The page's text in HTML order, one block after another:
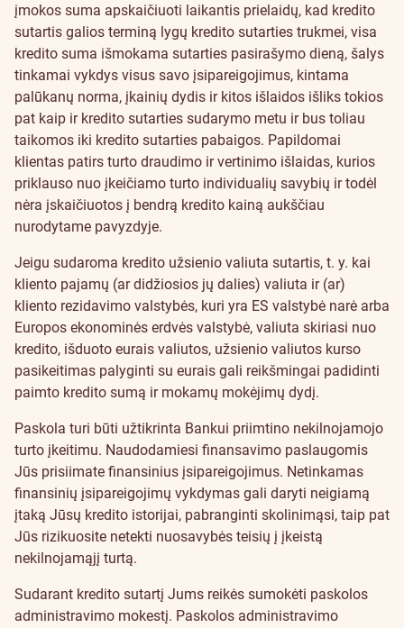
įmokos suma apskaičiuoti laikantis prielaidų, kad kredito
sutartis galios terminą lygų kredito sutarties trukmei, visa
kredito suma išmokama sutarties pasirašymo dieną, šalys
tinkamai vykdys visus savo įsipareigojimus, kintama
palūkanų norma, įkainių dydis ir kitos išlaidos išliks tokios
pat kaip ir kredito sutarties sudarymo metu ir bus toliau
taikomos iki kredito sutarties pabaigos. Papildomai
klientas patirs turto draudimo ir vertinimo išlaidas, kurios
priklauso nuo įkeičiamo turto individualių savybių ir todėl
nėra įskaičiuotos į bendrą kredito kainą aukščiau
nurodytame pavyzdyje.
Jeigu sudaroma kredito užsienio valiuta sutartis, t. y. kai
kliento pajamų (ar didžiosios jų dalies) valiuta ir (ar)
kliento rezidavimo valstybės, kuri yra ES valstybė narė arba
Europos ekonominės erdvės valstybė, valiuta skiriasi nuo
kredito, išduoto eurais valiutos, užsienio valiutos kurso
pasikeitimas palyginti su eurais gali reikšmingai padidinti
paimto kredito sumą ir mokamų mokėjimų dydį.
Paskola turi būti užtikrinta Bankui priimtino nekilnojamojo
turto įkeitimu. Naudodamiesi finansavimo paslaugomis
Jūs prisiimate finansinius įsipareigojimus. Netinkamas
finansinių įsipareigojimų vykdymas gali daryti neigiamą
įtaką Jūsų kredito istorijai, pabranginti skolinimąsi, taip pat
Jūs rizikuosite netekti nuosavybės teisių į įkeistą
nekilnojamąjį turtą.
Sudarant kredito sutartį Jums reikės sumokėti paskolos
administravimo mokestį. Paskolos administravimo